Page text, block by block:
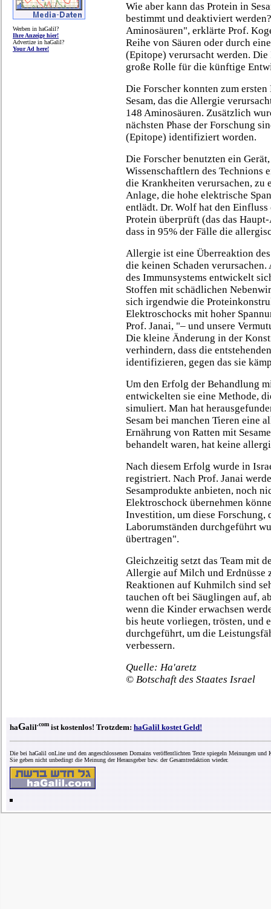
Werben in haGalil?
Ihre Anzeige hier!
Advertize in haGalil?
Your Ad here!
Wie aber kann das Protein in
bestimmt und deaktiviert
Aminosäuren", erklärte Prof.
Reihe von Säuren oder durch
(Epitope) verursacht werden.
große Rolle für die künftige
Die Forscher konnten zum
Sesam, das die Allergie
148 Aminosäuren. Zusätzlich
nächsten Phase der Forschung
(Epitope) identifiziert worden.
Die Forscher benutzten ein
Wissenschaftlern des Technions
die Krankheiten verursachen, zu
Anlage, die hohe elektrische
entlädt. Dr. Wolf hat den Einfluss
Protein überprüft (das das
dass in 95% der Fälle die
Allergie ist eine Überreaktion
die keinen Schaden
des Immunsystems entwickelt
Stoffen mit schädlichen
sich irgendwie die
Elektroschocks mit hoher
Prof. Janai, "– und unsere
Die kleine Änderung in der
verhindern, dass die
identifizieren, gegen das sie
Um den Erfolg der Behandlung
entwickelten sie eine Methode,
simuliert. Man hat
Sesam bei manchen Tieren eine
Ernährung von Ratten mit
behandelt waren, hat keine
Nach diesem Erfolg wurde in
registriert. Nach Prof. Janai
Sesamprodukte anbieten, noch
Elektroschock übernehmen
Investition, um diese
Laborumständen durchgeführt
übertragen".
Gleichzeitig setzt das Team mit
Allergie auf Milch und Erdnüsse
Reaktionen auf Kuhmilch sind
tauchen oft bei Säuglingen auf,
wenn die Kinder erwachsen
bis heute vorliegen, trösten, und
durchgeführt, um die
verbessern.
Quelle: Ha'aretz
© Botschaft des Staates Israel
haGalil.comist kostenlos! Trotzdem:haGalil kostet Geld!
Die bei haGalil onLine und den angeschlossenen Domains veröffentlichten Texte spiegeln Meinungen und
Sie geben nicht unbedingt die Meinung der Herausgeber bzw. der Gesamtredaktion wieder.